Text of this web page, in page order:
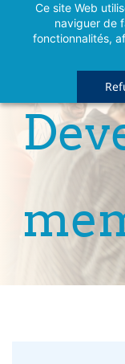
Ce site Web
naviguer de
fonctionnalités,